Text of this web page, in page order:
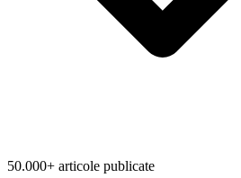
50.000+ articole publicate